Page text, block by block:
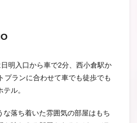
日明入口から車で2分、西小倉駅か
プランに合わせて車でも徒歩でも
ル。
な落ち着いた雰囲気の部屋はもち